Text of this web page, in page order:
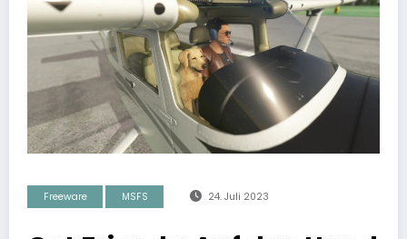
Freeware MSFS 24. Juli 2023